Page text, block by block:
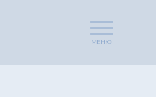
МЕНЮ